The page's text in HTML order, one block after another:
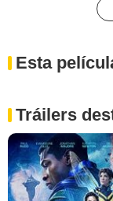
Esta
Tráilers